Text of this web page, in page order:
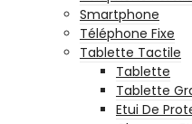
Smartphone
Téléphone Fixe
Tablette Tactile
Tablette
Tablette
Etui De